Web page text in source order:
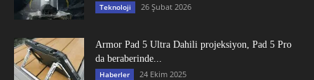
Teknoloji 26 Şubat 2026
Armor Pad 5 Ultra Dahili projeksiyon, Pad 5 Pro
da beraberinde...
Haberler 24 Ekim 2025